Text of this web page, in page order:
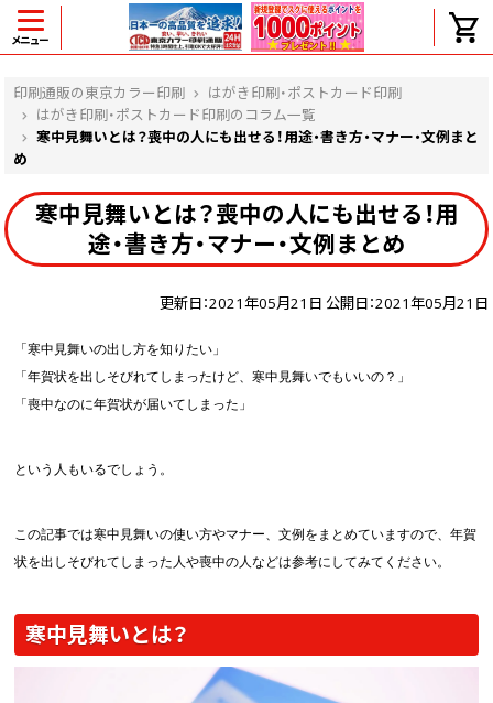
メニュー
印刷通販の東京カラー印刷
はがき印刷・ポストカード印刷
はがき印刷・ポストカード印刷のコラム一覧
寒中見舞いとは？喪中の人にも出せる！用途・書き方・マナー・文例まと
め
寒中見舞いとは？喪中の人にも出せる！用
途・書き方・マナー・文例まとめ
更新日：2021年05月21日 公開日：2021年05月21日
「寒中見舞いの出し方を知りたい」
「年賀状を出しそびれてしまったけど、寒中見舞いでもいいの？」
「喪中なのに年賀状が届いてしまった」
という人もいるでしょう。
この記事では寒中見舞いの使い方やマナー、文例をまとめていますので、年賀
状を出しそびれてしまった人や喪中の人などは参考にしてみてください。
寒中見舞いとは？
ヘルプ
入金・決済後、入金情報画面に反映されま
せん。
価格表にない部数の注文は可能ですか？
任意の部数単位で帯をかけて納品できま
すか？
領収書・納品書を発行は可能ですか？
見本と印刷データの比較はしてくれます
画面表示操作
ユーザー登録ログイン
入稿